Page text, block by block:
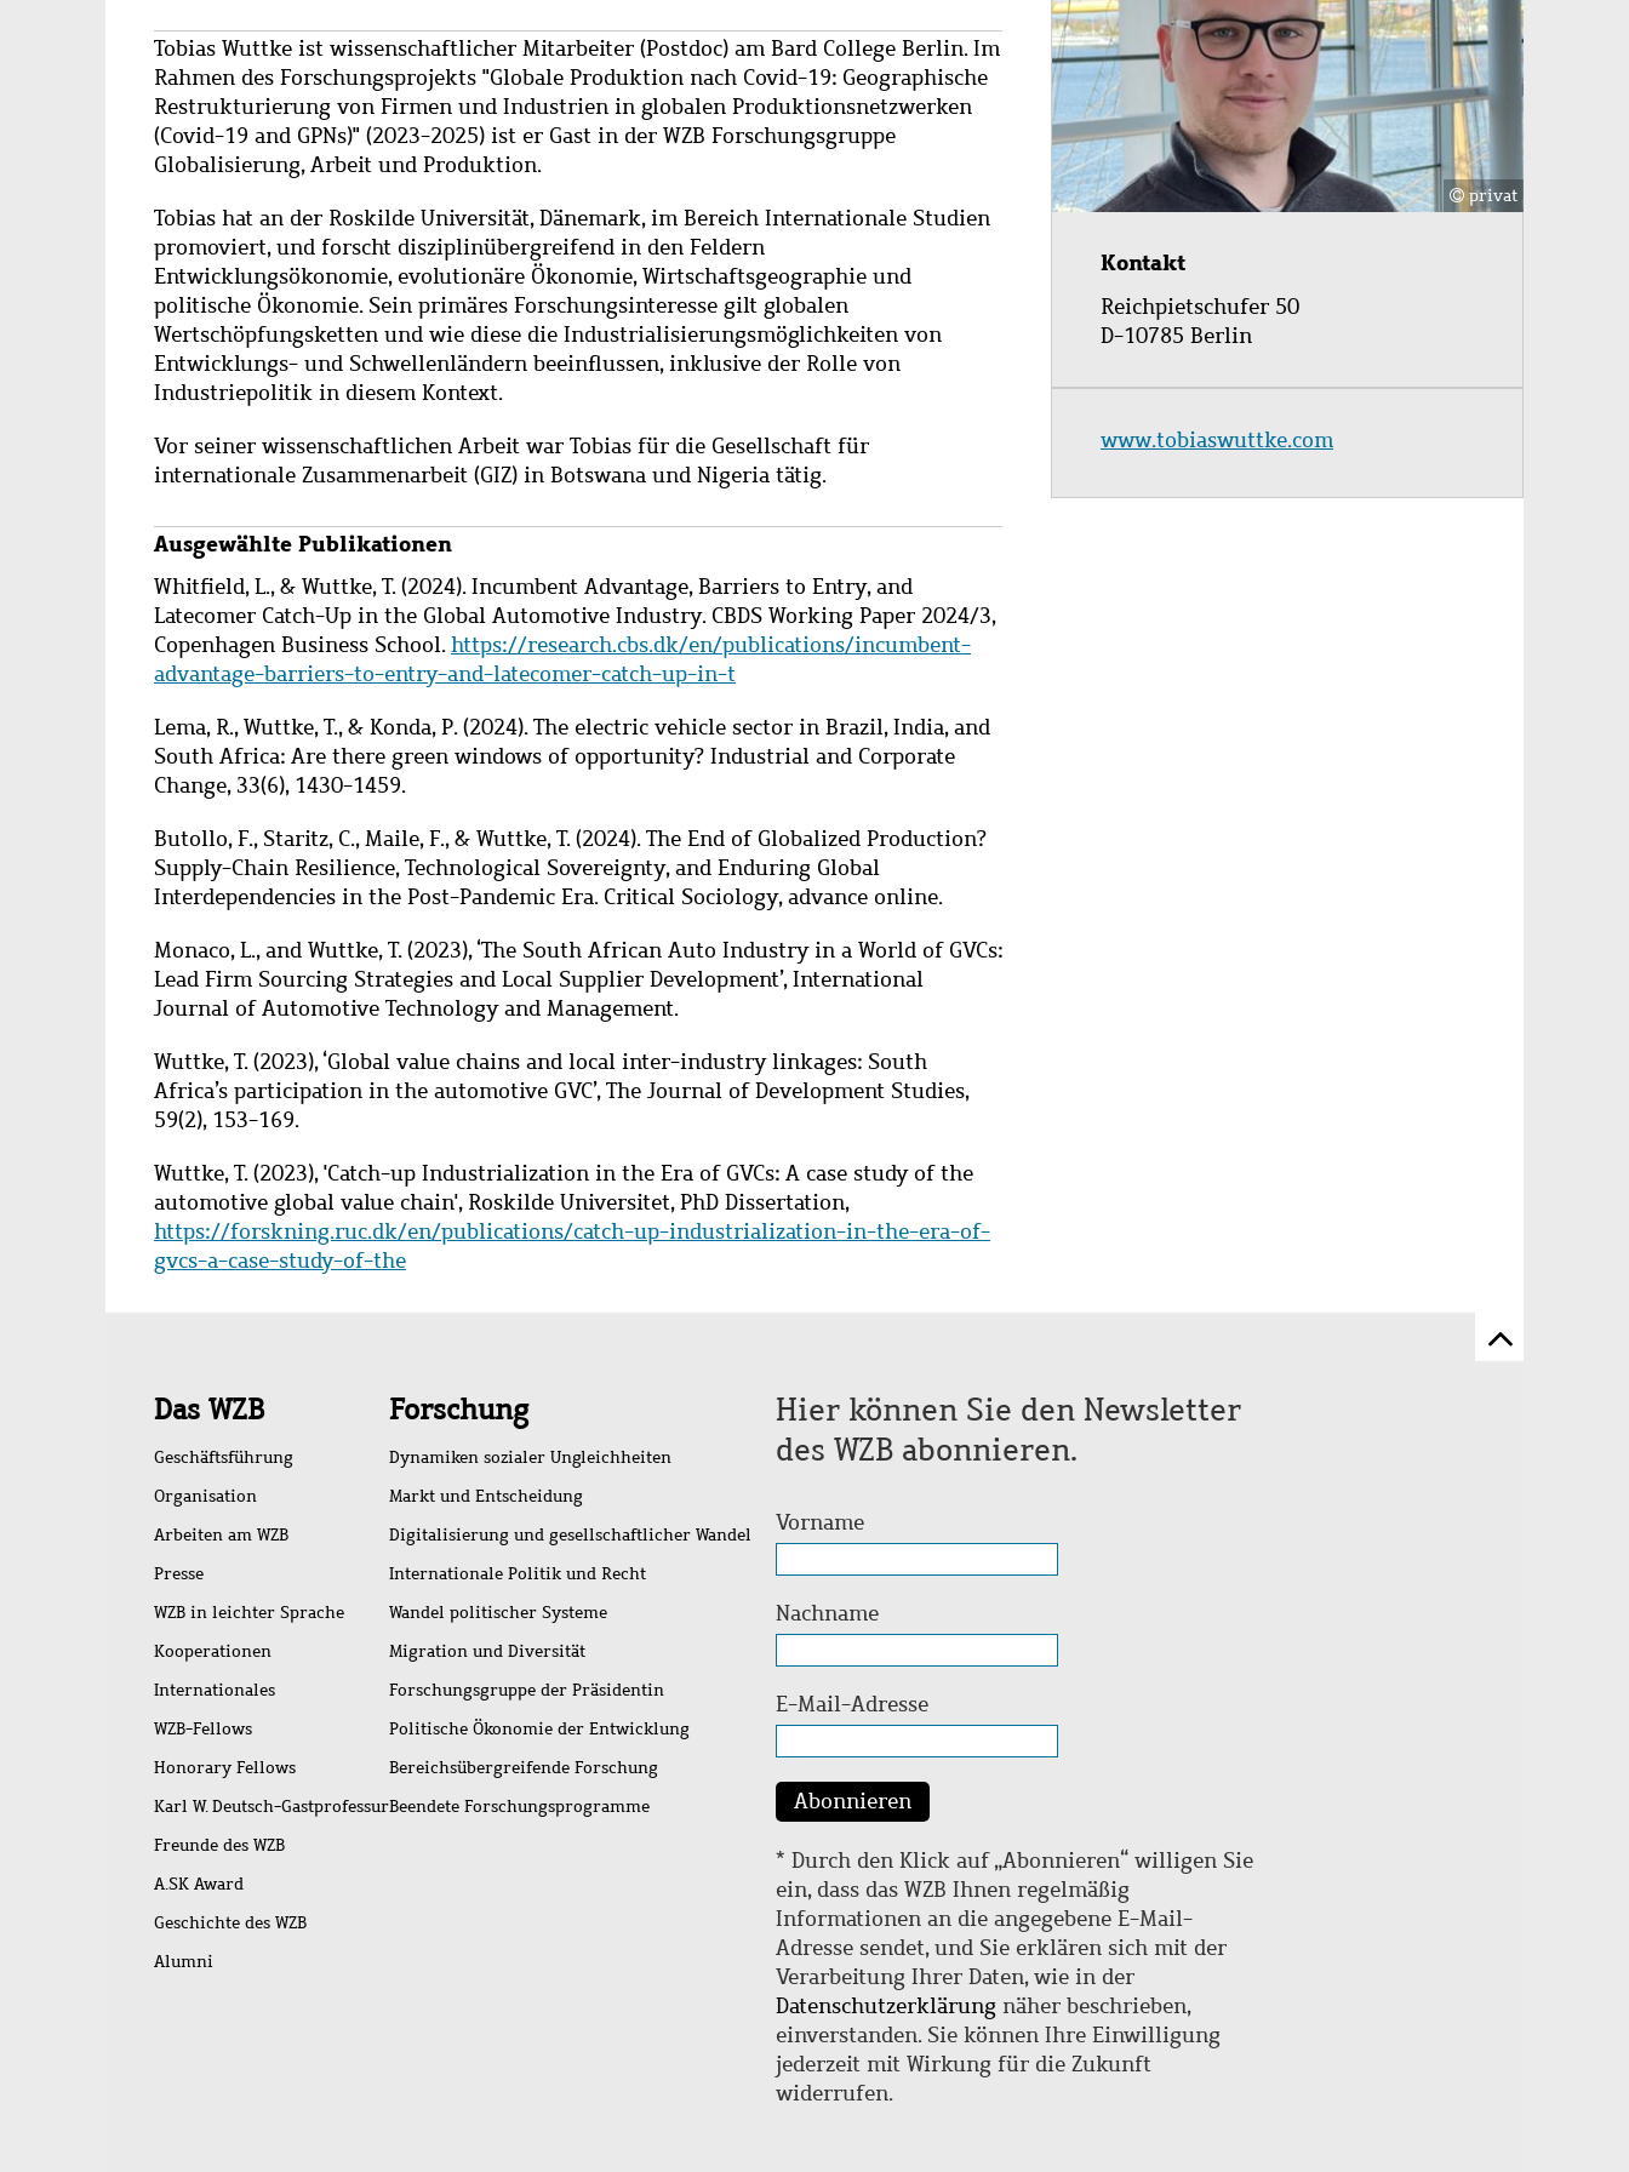
Tobias Wuttke ist wissenschaftlicher Mitarbeiter (Postdoc) am Bard College Berlin. Im
Rahmen des Forschungsprojekts "Globale Produktion nach Covid-19: Geographische
Restrukturierung von Firmen und Industrien in globalen Produktionsnetzwerken
(Covid-19 and GPNs)" (2023-2025) ist er Gast in der WZB Forschungsgruppe
Globalisierung, Arbeit und Produktion.
Tobias hat an der Roskilde Universität, Dänemark, im Bereich Internationale Studien
promoviert, und forscht disziplinübergreifend in den Feldern
Entwicklungsökonomie, evolutionäre Ökonomie, Wirtschaftsgeographie und
politische Ökonomie. Sein primäres Forschungsinteresse gilt globalen
Wertschöpfungsketten und wie diese die Industrialisierungsmöglichkeiten von
Entwicklungs- und Schwellenländern beeinflussen, inklusive der Rolle von
Industriepolitik in diesem Kontext.
Vor seiner wissenschaftlichen Arbeit war Tobias für die Gesellschaft für
internationale Zusammenarbeit (GIZ) in Botswana und Nigeria tätig.
Ausgewählte Publikationen
Whitfield, L., & Wuttke, T. (2024). Incumbent Advantage, Barriers to Entry, and
Latecomer Catch-Up in the Global Automotive Industry. CBDS Working Paper 2024/3,
Copenhagen Business School.https://research.cbs.dk/en/publications/incumbent-
advantage-barriers-to-entry-and-latecomer-catch-up-in-t
Lema, R., Wuttke, T., & Konda, P. (2024). The electric vehicle sector in Brazil, India, and
South Africa: Are there green windows of opportunity? Industrial and Corporate
Change, 33(6), 1430-1459.
Butollo, F., Staritz, C., Maile, F., & Wuttke, T. (2024). The End of Globalized Production?
Supply-Chain Resilience, Technological Sovereignty, and Enduring Global
Interdependencies in the Post-Pandemic Era. Critical Sociology, advance online.
Monaco, L., and Wuttke, T. (2023), ‘The South African Auto Industry in a World of GVCs:
Lead Firm Sourcing Strategies and Local Supplier Development’, International
Journal of Automotive Technology and Management.
Wuttke, T. (2023), ‘Global value chains and local inter-industry linkages: South
Africa’s participation in the automotive GVC’, The Journal of Development Studies,
59(2), 153-169.
Wuttke, T. (2023), 'Catch-up Industrialization in the Era of GVCs: A case study of the
automotive global value chain', Roskilde Universitet, PhD Dissertation,
https://forskning.ruc.dk/en/publications/catch-up-industrialization-in-the-era-of-
gvcs-a-case-study-of-the
privat
Kontakt
Reichpietschufer 50
D-10785 Berlin
www.tobiaswuttke.com
Zum
Schnellzugriff
Das WZB
Geschäftsführung
Organisation
Arbeiten am WZB
Presse
WZB in leichter Sprache
Kooperationen
Internationales
WZB-Fellows
Honorary Fellows
Karl W. Deutsch-Gastprofessur
Freunde des WZB
A.SK Award
Geschichte des WZB
Alumni
Forschung
Dynamiken sozialer Ungleichheiten
Markt und Entscheidung
Digitalisierung und gesellschaftlicher Wandel
Internationale Politik und Recht
Wandel politischer Systeme
Migration und Diversität
Forschungsgruppe der Präsidentin
Politische Ökonomie der Entwicklung
Bereichsübergreifende Forschung
Beendete Forschungsprogramme
Hier können Sie den Newsletter
des WZB abonnieren.
Vorname
Nachname
E-Mail-Adresse
Abonnieren
* Durch den Klick auf „Abonnieren“ willigen Sie
ein, dass das WZB Ihnen regelmäßig
Informationen an die angegebene E-Mail-
Adresse sendet, und Sie erklären sich mit der
Verarbeitung Ihrer Daten, wie in der
Datenschutzerklärung näher beschrieben,
einverstanden. Sie können Ihre Einwilligung
jederzeit mit Wirkung für die Zukunft
widerrufen.